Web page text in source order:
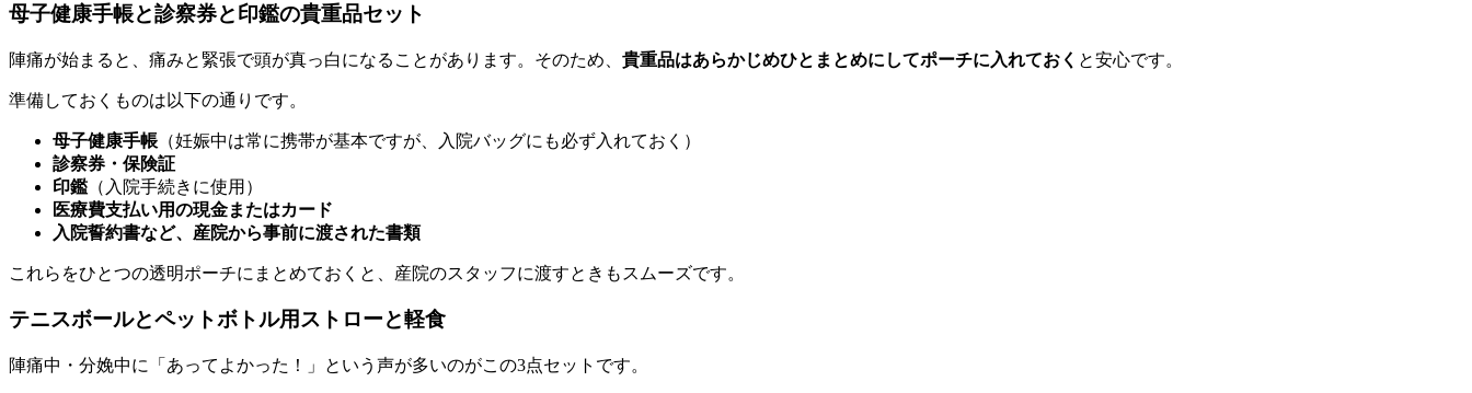
母子健康手帳と診察券と印鑑の貴重品セット
陣痛が始まると、痛みと緊張で頭が真っ白になることがあります。そのため、 貴重品はあらかじめひとまとめにしてポーチに入れておく と安心です。
準備しておくものは以下の通りです。
母子健康手帳 （妊娠中は常に携帯が基本ですが、入院バッグにも必ず入れておく）
診察券・保険証
印鑑 （入院手続きに使用）
医療費支払い用の現金またはカード
入院誓約書など、産院から事前に渡された書類
これらをひとつの透明ポーチにまとめておくと、産院のスタッフに渡すときもスムーズです。
テニスボールとペットボトル用ストローと軽食
陣痛中・分娩中に「あってよかった！」という声が多いのがこの3点セットです。